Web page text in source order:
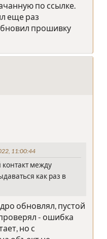
по ссылке.
еще раз
прошивку
11:00:44
контакт между
как раз в
обновлял, пустой
- ошибка
но с